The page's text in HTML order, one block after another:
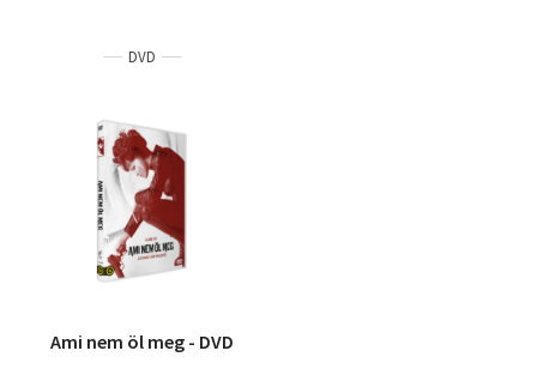
DVD
Ami nem öl meg - DVD